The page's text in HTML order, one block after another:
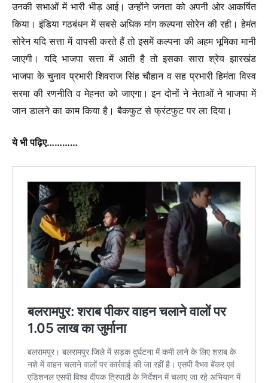
उनकी सभाओं में भारी भीड़ आई। उन्होंने जनता को अपनी ओर आकर्षित
किया। इंडिया गठबंधन में सबसे अधिक मांग कल्पना सोरेन की रही। हेमंत
सोरेन यदि सत्ता में वापसी करते हैं तो इसमें कल्पना की अहम भूमिका मानी
जाएगी। यदि भाजपा सत्ता में आती है तो इसका सारा श्रेय झारखंड
भाजपा के चुनाव प्रभारी शिवराज सिंह चौहान व सह प्रभारी हिमंता विस्व
सरमा की रणनीति व मेहनत को जाएगा। इन दोनों ने नेताओं ने भाजपा में
जान डालने का काम किया है। बैकफुट से फ्रंटफुट पर ला दिया।
ये भी पढ़िए…………